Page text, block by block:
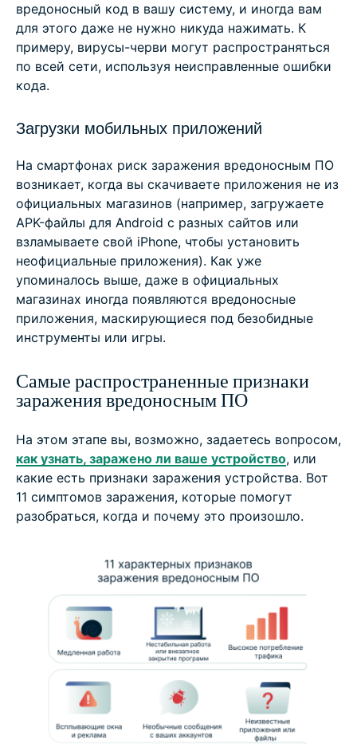
вредоносный код в вашу систему, и иногда вам
для этого даже не нужно никуда нажимать. К
примеру, вирусы-черви могут распространяться
по всей сети, используя неисправленные ошибки
кода.
Загрузки мобильных приложений
На смартфонах риск заражения вредоносным ПО
возникает, когда вы скачиваете приложения не из
официальных магазинов (например, загружаете
APK-файлы для Android с разных сайтов или
взламываете свой iPhone, чтобы установить
неофициальные приложения). Как уже
упоминалось выше, даже в официальных
магазинах иногда появляются вредоносные
приложения, маскирующиеся под безобидные
инструменты или игры.
Самые распространенные признаки
заражения вредоносным ПО
На этом этапе вы, возможно, задаетесь вопросом,
как узнать, заражено ли ваше устройство, или
какие есть признаки заражения устройства. Вот
11 симптомов заражения, которые помогут
разобраться, когда и почему это произошло.